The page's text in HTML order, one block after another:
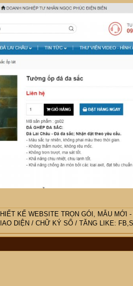
KẾ WEBSITE TRỌN GÓI, MẪU MỚI -
DIỆN / CHỮ KÝ SỐ / TĂNG LIKE: